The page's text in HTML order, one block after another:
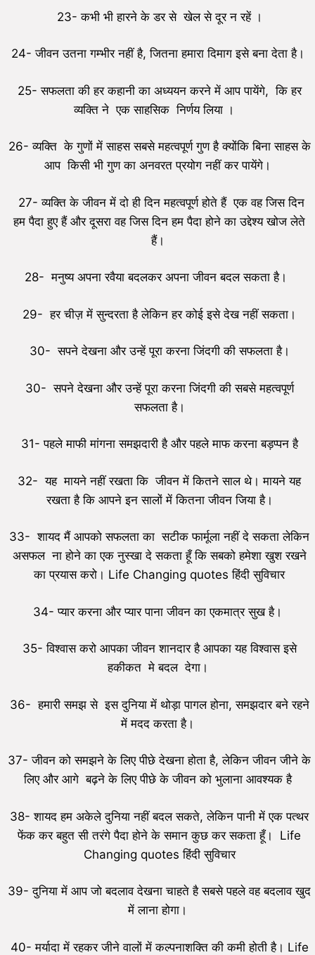
23- कभी भी हारने के डर से खेल से दूर न रहें ।
24- जीवन उतना गम्भीर नहीं है, जितना हमारा दिमाग इसे बना देता है।
25- सफलता की हर कहानी का अध्ययन करने में आप पायेंगे, कि हर
व्यक्ति ने एक साहसिक निर्णय लिया ।
26- व्यक्ति के गुणों में साहस सबसे महत्वपूर्ण गुण है क्योंकि बिना साहस के
आप किसी भी गुण का अनवरत प्रयोग नहीं कर पायेंगे।
27- व्यक्ति के जीवन में दो ही दिन महत्वपूर्ण होते हैं एक वह जिस दिन
हम पैदा हुए हैं और दूसरा वह जिस दिन हम पैदा होने का उद्देश्य खोज लेते
हैं।
28- मनुष्य अपना रवैया बदलकर अपना जीवन बदल सकता है।
29- हर चीज़ में सुन्दरता है लेकिन हर कोई इसे देख नहीं सकता।
30- सपने देखना और उन्हें पूरा करना जिंदगी की सफलता है।
30- सपने देखना और उन्हें पूरा करना जिंदगी की सबसे महत्वपूर्ण
सफलता है।
31- पहले माफी मांगना समझदारी है और पहले माफ करना बड़प्पन है
32- यह मायने नहीं रखता कि जीवन में कितने साल थे। मायने यह
रखता है कि आपने इन सालों में कितना जीवन जिया है।
33- शायद मैं आपको सफलता का सटीक फार्मूला नहीं दे सकता लेकिन
असफल ना होने का एक नुस्खा दे सकता हूँ कि सबको हमेशा खुश रखने
का प्रयास करो। Life Changing quotes हिंदी सुविचार
34- प्यार करना और प्यार पाना जीवन का एकमात्र सुख है।
35- विश्वास करो आपका जीवन शानदार है आपका यह विश्वास इसे
हकीकत मे बदल देगा।
36- हमारी समझ से इस दुनिया में थोड़ा पागल होना, समझदार बने रहने
में मदद करता है।
37- जीवन को समझने के लिए पीछे देखना होता है, लेकिन जीवन जीने के
लिए और आगे बढ़ने के लिए पीछे के जीवन को भुलाना आवश्यक है
38- शायद हम अकेले दुनिया नहीं बदल सकते, लेकिन पानी में एक पत्थर
फेंक कर बहुत सी तरंगे पैदा होने के समान कुछ कर सकता हूँ। Life
Changing quotes हिंदी सुविचार
39- दुनिया में आप जो बदलाव देखना चाहते है सबसे पहले वह बदलाव खुद
में लाना होगा।
40- मर्यादा में रहकर जीने वालों में कल्पनाशक्ति की कमी होती है। Life